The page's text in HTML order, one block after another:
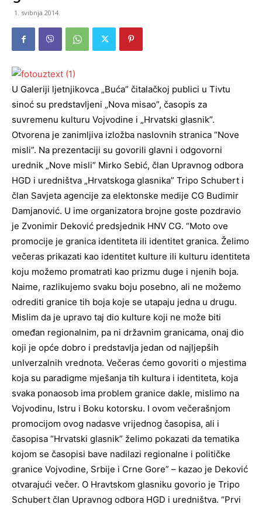
1. svibnja 2014.
U Galeriji ljetnjikovca „Buća” čitalačkoj publici u Tivtu
sinoć su predstavljeni „Nova misao”, časopis za
suvremenu kulturu Vojvodine i „Hrvatski glasnik”.
Otvorena je zanimljiva izložba naslovnih stranica “Nove
misli”. Na prezentaciji su govorili glavni i odgovorni
urednik „Nove misli” Mirko Sebić, član Upravnog odbora
HGD i uredništva „Hrvatskoga glasnika” Tripo Schubert i
član Savjeta agencije za elektonske medije CG Budimir
Damjanović. U ime organizatora brojne goste pozdravio
je Zvonimir Deković predsjednik HNV CG. “Moto ove
promocije je granica identiteta ili identitet granica. Želimo
večeras prikazati kao identitet kulture ili kulturu identiteta
koju možemo promatrati kao prizmu duge i njenih boja.
Naime, razlikujemo svaku boju posebno, ali ne možemo
odrediti granice tih boja koje se utapaju jedna u drugu.
Mislim da je upravo taj dio kulture koji ne može biti
omeđan regionalnim, pa ni državnim granicama, onaj dio
koji je opće dobro i predstavlja jedan od najljepših
unIverzalnih vrednota. Večeras ćemo govoriti o mjestima
koja su paradigme mješanja tih kultura i identiteta, koja
svaka ponaosob ima problem granice dakle, mislimo na
Vojvodinu, Istru i Boku kotorsku. I ovom večerašnjom
promocijom ovog nadasve vrijednog časopisa, ali i
časopisa “Hrvatski glasnik” želimo pokazati da tematika
kojom se časopisi bave nadilazi regionalne i političke
granice Vojvodine, Srbije i Crne Gore” – kazao je Deković
otvarajući večer. O Hravtskom glasniku govorio je Tripo
Schubert član Upravnog odbora HGD i uredništva. “Prvi